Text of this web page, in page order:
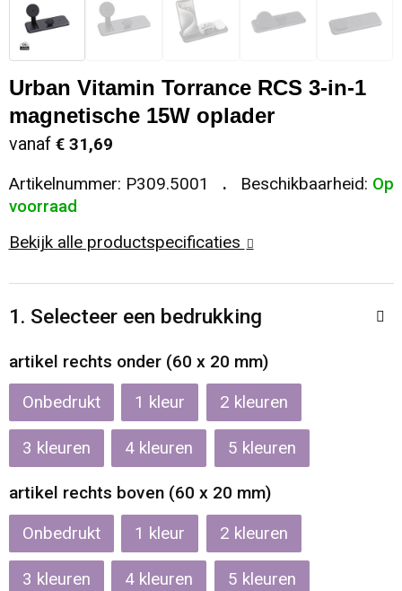
Sleutelhangers en Lanyards
Snoepgoed
Spellen voor binnen en buiten
Sport
Vrije tijd en Strand
Waterflesjes
Koeltassen en Koelboxen
Koffers en Trolleys
Laptop hoezen en tassen
Matrozentassen
Papieren tassen
Promotietassen
Reistassen
Rugzakken
Schoudertassen
Sweaters
T-Shirts
Vesten
Reflecterende vesten
Regenkleding
Restauranttextiel
Schoenen
T-Shirts
Veiligheidssignalering en Verlichting
Vesten
Oog- en gelaatsbescherming
Hoofdbescherming
Urban Vitamin Torrance RCS 3-in-1
magnetische 15W oplader
vanaf € 31,69
Artikelnummer: P309.5001 Beschikbaarheid: Op
voorraad
Bekijk alle productspecificaties
1. Selecteer een bedrukking
artikel rechts onder (60 x 20 mm)
Onbedrukt 1 2
3 4 5
artikel rechts boven (60 x 20 mm)
Onbedrukt 1 2
3 4 5